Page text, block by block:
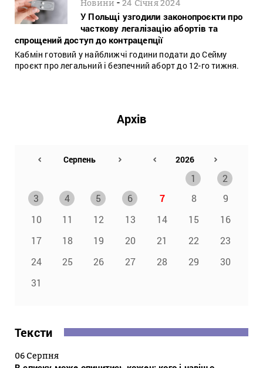
Новини 24 Січня 2024
У Польщі узгодили законопроєкти про
часткову легалізацію абортів та
спрощений доступ до контрацепції
Кабмін готовий у найближчі години подати до Сейму
проєкт про легальний і безпечний аборт до 12-го тижня.
Архів
1
2
3
4 5 6 7 8
9
10
11 12 13 14 15
16
17
18 19 20 21 22
23
24
25 26 27 28 29
30
31
Тексти
06 Серпня